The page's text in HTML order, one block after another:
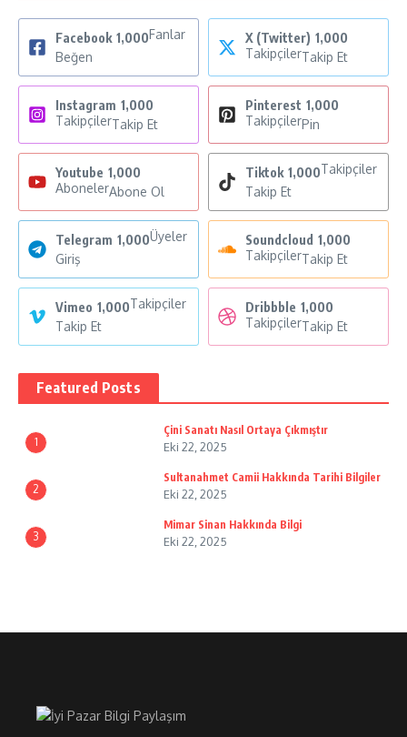
Facebook 1,000Fanlar
Beğen
X (Twitter) 1,000
TakipçilerTakip Et
Instagram 1,000
TakipçilerTakip Et
Pinterest 1,000
TakipçilerPin
Youtube 1,000
AbonelerAbone Ol
Tiktok 1,000Takipçiler
Takip Et
Telegram 1,000Üyeler
Giriş
Soundcloud 1,000
TakipçilerTakip Et
Vimeo 1,000Takipçiler
Takip Et
Dribbble 1,000
TakipçilerTakip Et
Featured Posts
1
Çini Sanatı Nasıl Ortaya Çıkmıştır
Eki 22, 2025
2
Sultanahmet Camii Hakkında Tarihi Bilgiler
Eki 22, 2025
3
Mimar Sinan Hakkında Bilgi
Eki 22, 2025